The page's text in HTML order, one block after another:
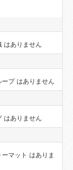
はありません
プ はありません
はありません
マット はありま